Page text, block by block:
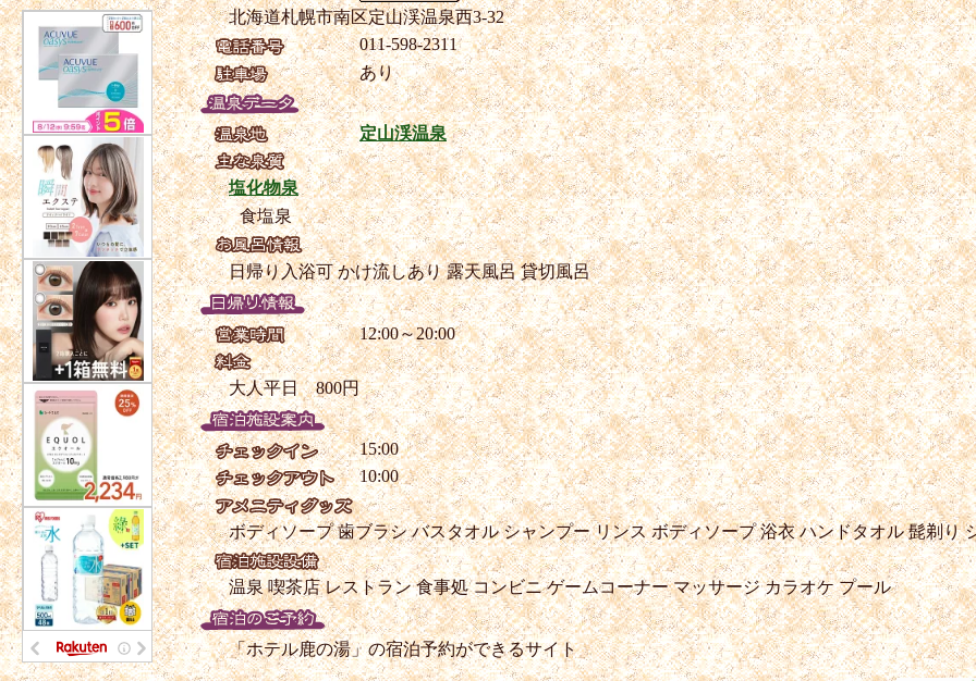
北海道札幌市南区定山渓温泉西3-32
011-598-2311
あり
定山渓温泉
塩化物泉
食塩泉
日帰り入浴可かけ流しあり露天風呂貸切風呂
12:00～20:00
大人平日 800円
15:00
10:00
ボディソープ歯ブラシバスタオルシャンプーリンスボディソープ浴衣ハンドタオル髭剃り
温泉喫茶店レストラン食事処コンビニゲームコーナーマッサージカラオケプール
「ホテル鹿の湯」の宿泊予約ができるサイト